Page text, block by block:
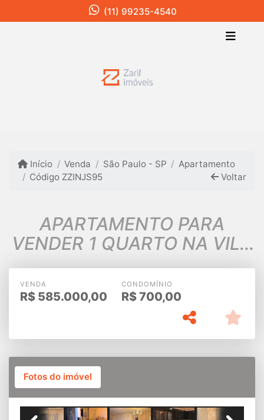
(11) 99235-4540
Início Venda São Paulo - SP
Apartamento
Código ZZINJS95
Voltar
APARTAMENTO PARA
VENDER 1 QUARTO NA VILA
ANDRADE
VENDA
R$ 585.000,00
CONDOMÍNIO
R$700,00
Fotos do imóvel
SALA II AMBIENTES AMPLA